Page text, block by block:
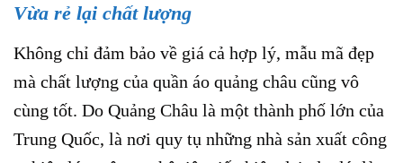
Vừa rẻ lại chất lượng
Không chỉ đảm bảo về giá cả hợp lý, mẫu mã đẹp
mà chất lượng của quần áo quảng châu cũng vô
cùng tốt. Do Quảng Châu là một thành phố lớn của
Trung Quốc, là nơi quy tụ những nhà sản xuất công